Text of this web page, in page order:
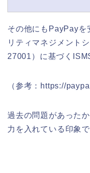
その他にもPayPayを
リティマネジメント
27001）に基づく
（参考：https://
過去の問題があった
力を入れている印象で